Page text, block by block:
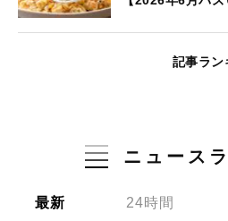
記事ラン
ニュース
最新 24時間